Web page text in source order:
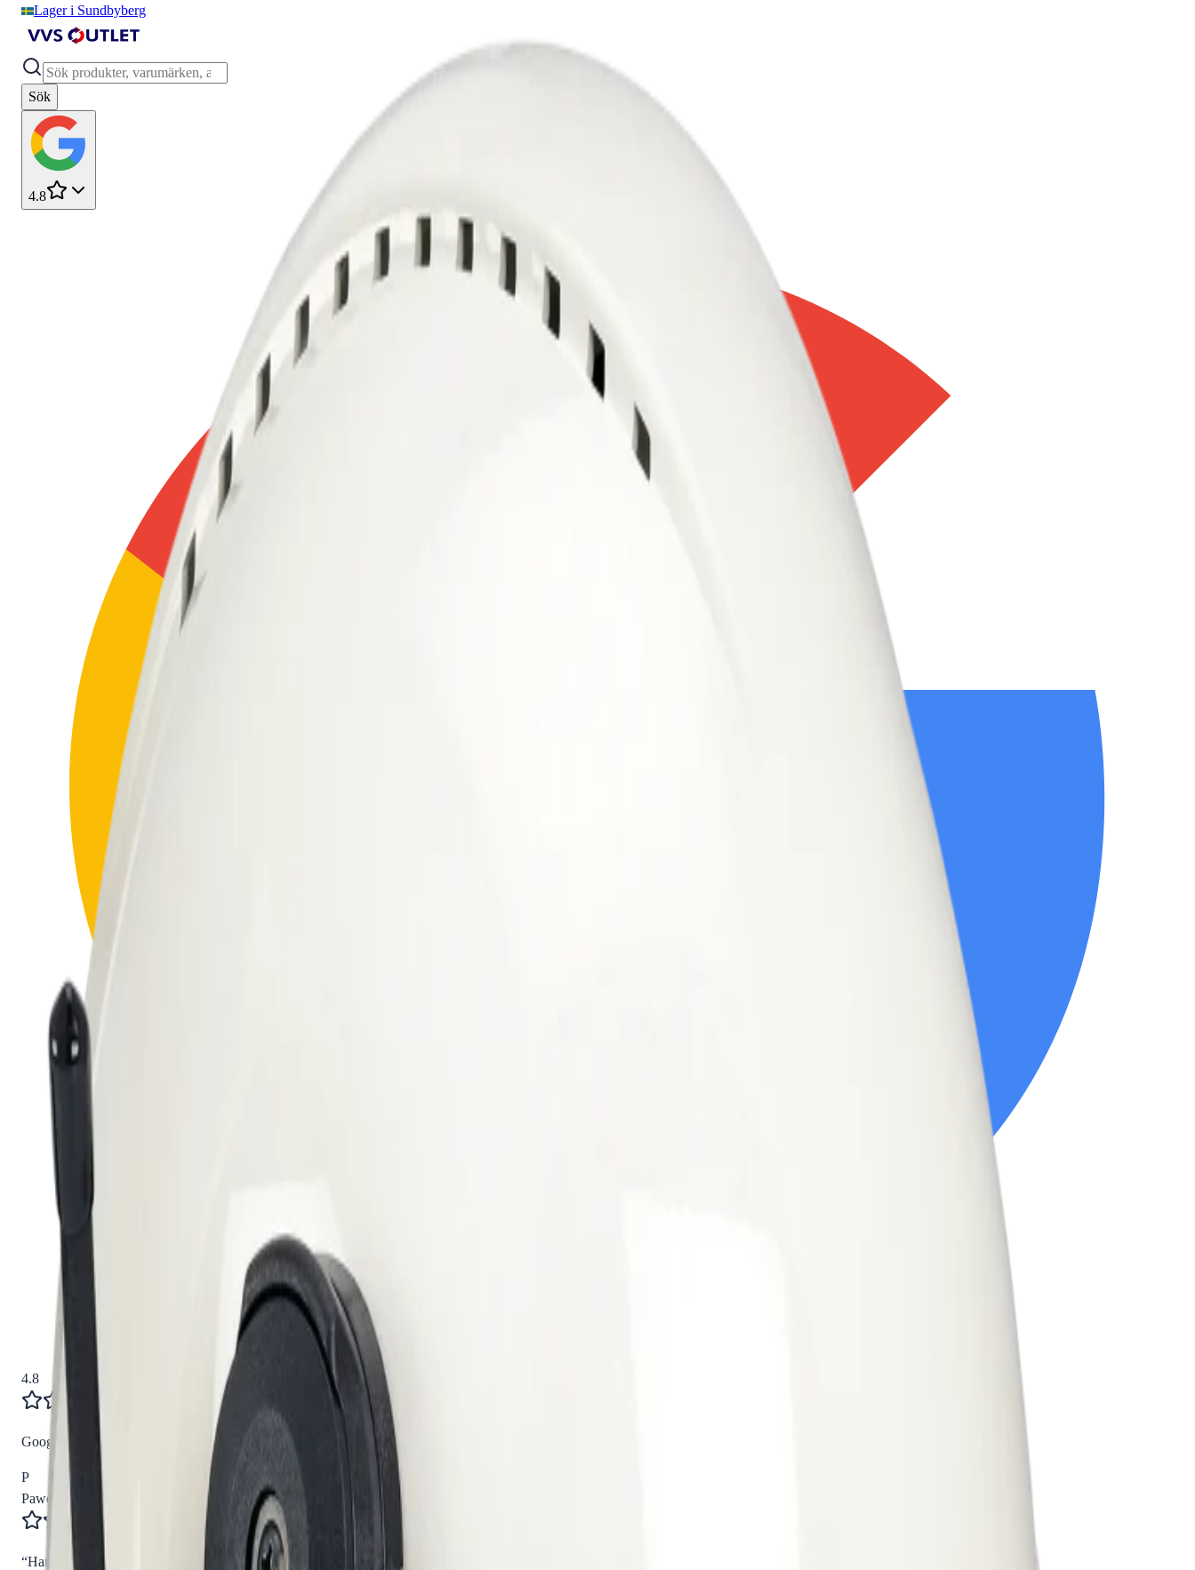
Lager i Sundbyberg
Sök
4.8
4.8
Google Reviews
P
Pawel G.
“Har handlat flera saker vid olika tillfällen. Alltid lika nöjd. Grymma priser och fantastisk kvalitet!